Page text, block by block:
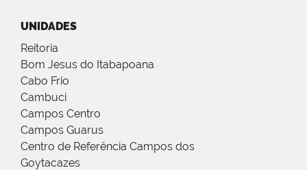
UNIDADES
Reitoria
Bom Jesus do Itabapoana
Cabo Frio
Cambuci
Campos Centro
Campos Guarus
Centro de Referência Campos dos
Goytacazes